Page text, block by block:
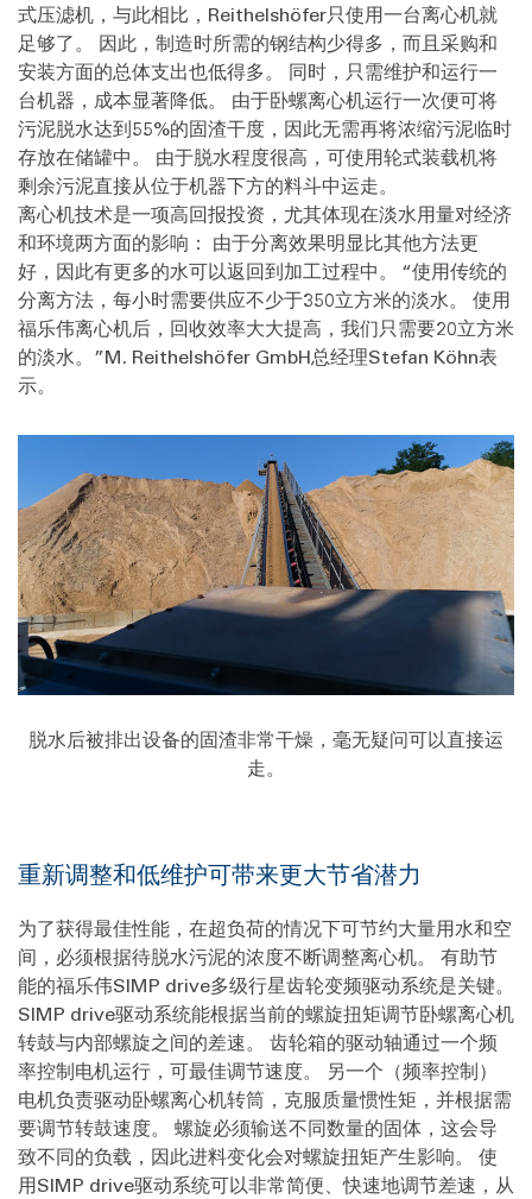
式压滤机，与此相比，Reithelshöfer只使用一台离心机就
足够了。 因此，制造时所需的钢结构少得多，而且采购和
安装方面的总体支出也低得多。 同时，只需维护和运行一
台机器，成本显著降低。 由于卧螺离心机运行一次便可将
污泥脱水达到55%的固渣干度，因此无需再将浓缩污泥临时
存放在储罐中。 由于脱水程度很高，可使用轮式装载机将
剩余污泥直接从位于机器下方的料斗中运走。
离心机技术是一项高回报投资，尤其体现在淡水用量对经济
和环境两方面的影响： 由于分离效果明显比其他方法更
好，因此有更多的水可以返回到加工过程中。 “使用传统的
分离方法，每小时需要供应不少于350立方米的淡水。 使用
福乐伟离心机后，回收效率大大提高，我们只需要20立方米
的淡水。”M. Reithelshöfer GmbH总经理Stefan Köhn表
示。
脱水后被排出设备的固渣非常干燥，毫无疑问可以直接运
走。
重新调整和低维护可带来更大节省潜力
为了获得最佳性能，在超负荷的情况下可节约大量用水和空
间，必须根据待脱水污泥的浓度不断调整离心机。 有助节
能的福乐伟SIMP drive多级行星齿轮变频驱动系统是关键。
SIMP drive驱动系统能根据当前的螺旋扭矩调节卧螺离心机
转鼓与内部螺旋之间的差速。 齿轮箱的驱动轴通过一个频
率控制电机运行，可最佳调节速度。 另一个（频率控制）
电机负责驱动卧螺离心机转筒，克服质量惯性矩，并根据需
要调节转鼓速度。 螺旋必须输送不同数量的固体，这会导
致不同的负载，因此进料变化会对螺旋扭矩产生影响。 使
用SIMP drive驱动系统可以非常简便、快速地调节差速，从